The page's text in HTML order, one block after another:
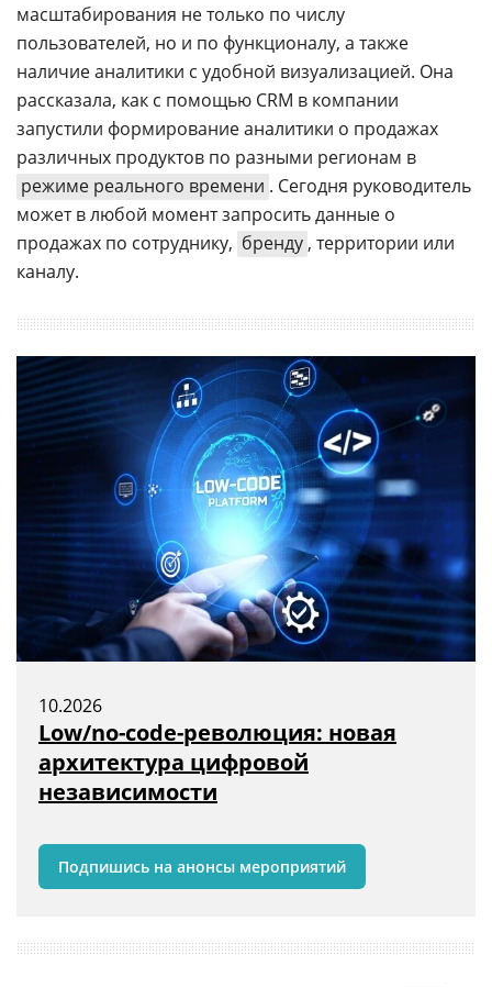
масштабирования не только по числу
пользователей, но и по функционалу, а также
наличие аналитики с удобной визуализацией. Она
рассказала, как с помощью CRM в компании
запустили формирование аналитики о продажах
различных продуктов по разными регионам в
режиме реального времени . Сегодня руководитель
может в любой момент запросить данные о
продажах по сотруднику, бренду , территории или
каналу.
Подпишись на анонсы мероприятий
Low/no-code-революция: новая
архитектура цифровой
независимости
10.2026